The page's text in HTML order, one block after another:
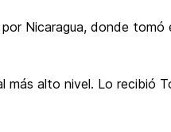
Nicaragua, donde
alto nivel. Lo recibió